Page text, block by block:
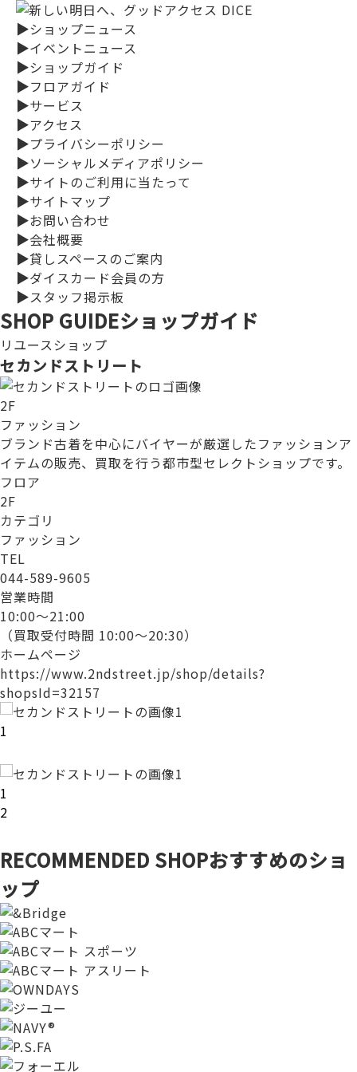
▶ショップニュース
▶イベントニュース
▶ショップガイド
▶フロアガイド
▶サービス
▶アクセス
▶プライバシーポリシー
▶ソーシャルメディアポリシー
▶サイトのご利用に当たって
▶サイトマップ
▶お問い合わせ
▶会社概要
▶貸しスペースのご案内
▶ダイスカード会員の方
▶スタッフ掲示板
SHOP GUIDEショップガイド
リユースショップ
セカンドストリート
2F
ファッション
ブランド古着を中心にバイヤーが厳選したファッションア
イテムの販売、買取を行う都市型セレクトショップです。
フロア
2F
カテゴリ
ファッション
TEL
044-589-9605
営業時間
10:00～21:00
（買取受付時間 10:00～20:30）
ホームページ
https://www.2ndstreet.jp/shop/details?
shopsId=32157
1
1
2
RECOMMENDED SHOPおすすめのショ
ップ